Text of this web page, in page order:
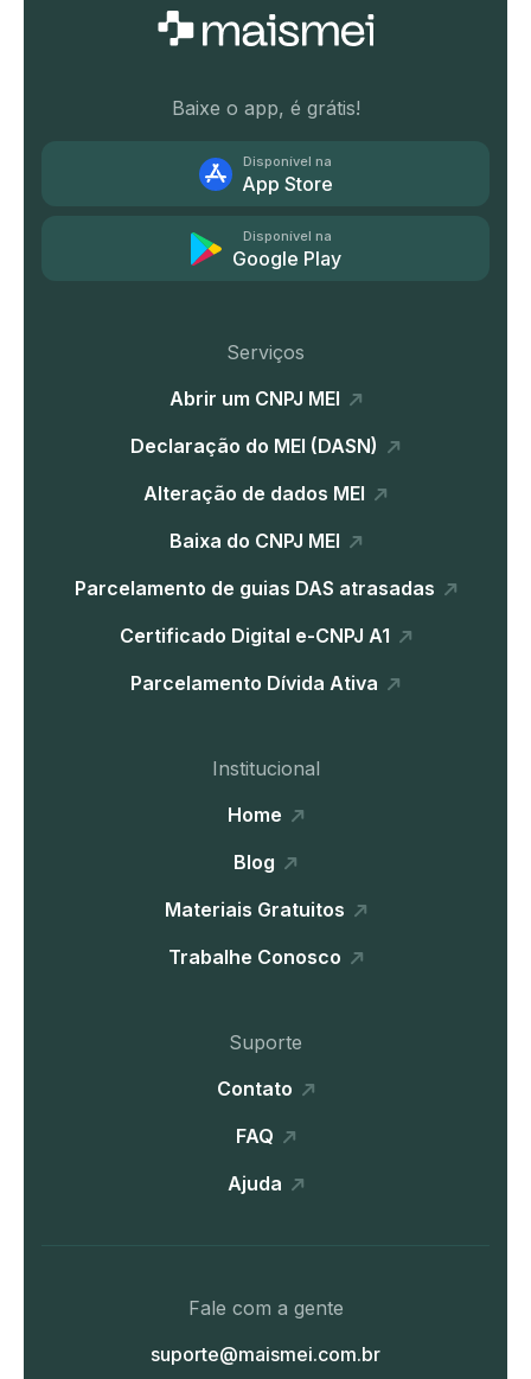
Baixe o app, é grátis!
Disponível na
App Store
Disponível na
Google Play
Serviços
Abrir um CNPJ MEI
Declaração do MEI (DASN)
Alteração de dados MEI
Baixa do CNPJ MEI
Parcelamento de guias DAS atrasadas
Certificado Digital e-CNPJ A1
Parcelamento Dívida Ativa
Institucional
Home
Blog
Materiais Gratuitos
Trabalhe Conosco
Suporte
Contato
FAQ
Ajuda
Fale com a gente
suporte@maismei.com.br